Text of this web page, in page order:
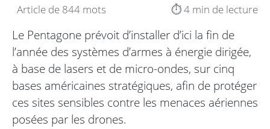
Article de 844 mots ⏱️ 4 min de lecture
Le Pentagone prévoit d’installer d’ici la fin de
l’année des systèmes d’armes à énergie dirigée,
à base de lasers et de micro-ondes, sur cinq
bases américaines stratégiques, afin de protéger
ces sites sensibles contre les menaces aériennes
posées par les drones.